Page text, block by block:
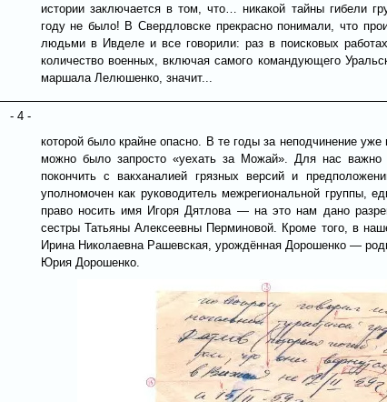
истории заключается в том, что… никакой тайны гибели
году не было! В Свердловске прекрасно понимали, что
людьми в Ивделе и все говорили: раз в поисковых
количество военных, включая самого командующего
маршала Лелюшенко, значит...
- 4 -
которой было крайне опасно. В те годы за неподчинение уже
можно было запросто «уехать за Можай». Для нас важно
покончить с вакханалией грязных версий и
уполномочен как руководитель межрегиональной группы,
право носить имя Игоря Дятлова — на это нам дано
сестры Татьяны Алексеевны Перминовой. Кроме того, в
Ирина Николаевна Рашевская, урождённая Дорошенко —
Юрия Дорошенко.